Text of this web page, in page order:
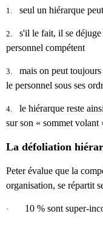
1. seul un hiérarque
2.
s'il le fait, il se déjuge
personnel compétent
3.
mais on peut
le personnel sous ses
4.
le hiérarque reste
sur son « sommet volant
La défoliation
Peter évalue que la
organisation, se répartit
· 10 % sont super-